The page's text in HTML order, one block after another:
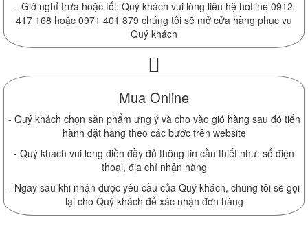
- Giờ nghỉ trưa hoặc tối: Quý khách vui lòng liên hệ hotline 0912
417 168 hoặc 0971 401 879 chúng tôi sẽ mở cửa hàng phục vụ
Quý khách
Mua Online
- Quý khách chọn sản phẩm ưng ý và cho vào giỏ hàng sau đó tiến
hành đặt hàng theo các bước trên website
- Quý khách vui lòng điền đầy đủ thông tin cần thiết như: số điện
thoại, địa chỉ nhận hàng
- Ngay sau khi nhận được yêu cầu của Quý khách, chúng tôi sẽ gọi
lại cho Quý khách để xác nhận đơn hàng